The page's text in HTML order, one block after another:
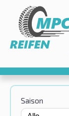
Saison